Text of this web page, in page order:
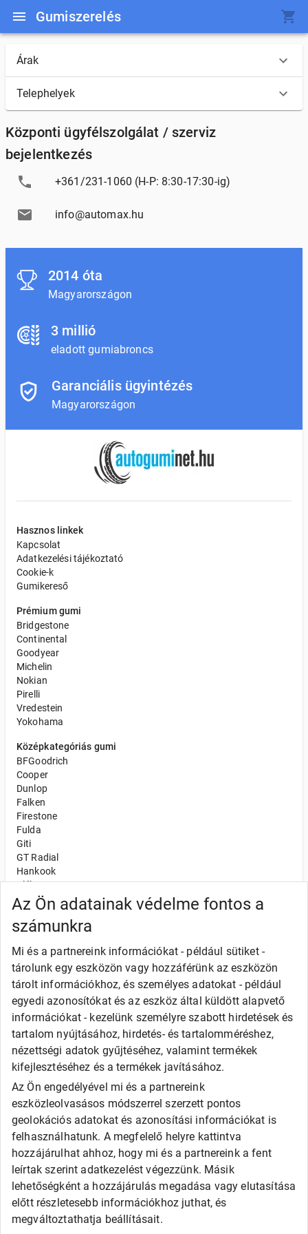
Gumiszerelés
Árak
Telephelyek
Központi ügyfélszolgálat / szerviz
bejelentkezés
+361/231-1060 (H-P: 8:30-17:30-ig)
info@automax.hu
Az Ön adatainak védelme fontos a
számunkra
Mi és a partnereink információkat - például sütiket -
tárolunk egy eszközön vagy hozzáférünk az eszközön
tárolt információkhoz, és személyes adatokat - például
egyedi azonosítókat és az eszköz által küldött alapvető
információkat - kezelünk személyre szabott hirdetések és
tartalom nyújtásához, hirdetés- és tartalomméréshez,
nézettségi adatok gyűjtéséhez, valamint termékek
kifejlesztéséhez és a termékek javításához.
Az Ön engedélyével mi és a partnereink
eszközleolvasásos módszerrel szerzett pontos
geolokációs adatokat és azonosítási információkat is
felhasználhatunk. A megfelelő helyre kattintva
hozzájárulhat ahhoz, hogy mi és a partnereink a fent
leírtak szerint adatkezelést végezzünk. Másik
lehetőségként a hozzájárulás megadása vagy elutasítása
előtt részletesebb információkhoz juthat, és
megváltoztathatja beállításait.
2014 óta
Magyarországon
3 millió
eladott gumiabroncs
Garanciális ügyintézés
Magyarországon
Hasznos linkek
Kapcsolat
Adatkezelési tájékoztató
Cookie-k
Gumikereső
Prémium gumi
Bridgestone
Continental
Goodyear
Michelin
Nokian
Pirelli
Vredestein
Yokohama
Középkategóriás gumi
BFGoodrich
Cooper
Dunlop
Falken
Firestone
Fulda
Giti
GT Radial
Hankook
Kléber
Kumho
Nexen
Semperit
Uniroyal
Olcsó gumi
Apollo
Barum
Debica
Fortune
General
Goodride
Kingstar
Laufenn
LEAO
Matador
Roadx
Rovelo
Runway
Sailun
SECURITY